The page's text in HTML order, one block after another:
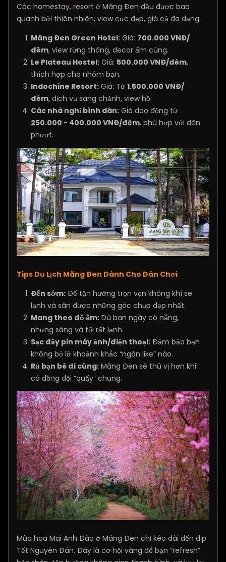
Các homestay, resort ở Măng Đen đều được bao
quanh bởi thiên nhiên, view cực đẹp, giá cả đa dạng:
Măng Đen Green Hotel: Giá: 700.000 VNĐ/
đêm, view rừng thông, decor ấm cúng.
Le Plateau Hostel: Giá: 500.000 VNĐ/đêm,
thích hợp cho nhóm bạn.
Indochine Resort: Giá: Từ 1.500.000 VNĐ/
đêm, dịch vụ sang chảnh, view hồ.
Các nhà nghỉ bình dân: Giá dao động từ
250.000 - 400.000 VNĐ/đêm, phù hợp với dân
phượt.
Tips Du Lịch Măng Đen Dành Cho Dân Chơi
Đến sớm: Để tận hưởng trọn vẹn không khí se
lạnh và săn được những góc chụp đẹp nhất.
Mang theo đồ ấm: Dù ban ngày có nắng,
nhưng sáng và tối rất lạnh.
Sạc đầy pin máy ảnh/điện thoại: Đảm bảo bạn
không bỏ lỡ khoảnh khắc “ngàn like” nào.
Rủ bạn bè đi cùng: Măng Đen sẽ thú vị hơn khi
có đồng đội “quẩy” chung.
Mùa hoa Mai Anh Đào ở Măng Đen chỉ kéo dài đến dịp
Tết Nguyên Đán. Đây là cơ hội vàng để bạn “refresh”